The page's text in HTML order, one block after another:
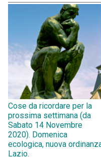
Cose da ricordare per la
prossima settimana (da
Sabato 14 Novembre
2020). Domenica
ecologica, nuova
Lazio.